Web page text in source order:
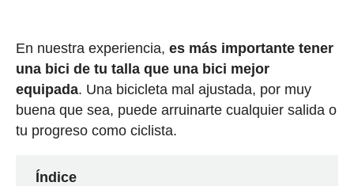
En nuestra experiencia, es más importante tener
una bici de tu talla que una bici mejor
equipada. Una bicicleta mal ajustada, por muy
buena que sea, puede arruinarte cualquier salida o
tu progreso como ciclista.
Índice